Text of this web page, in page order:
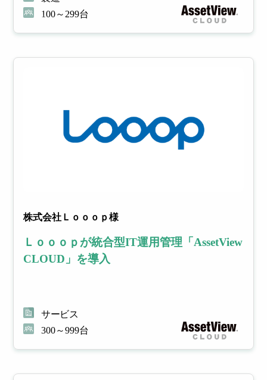
100～299台
株式会社Ｌｏｏｏｐ様
Ｌｏｏｏｐが統合型IT運用管理「AssetView
CLOUD」を導入
サービス
300～999台